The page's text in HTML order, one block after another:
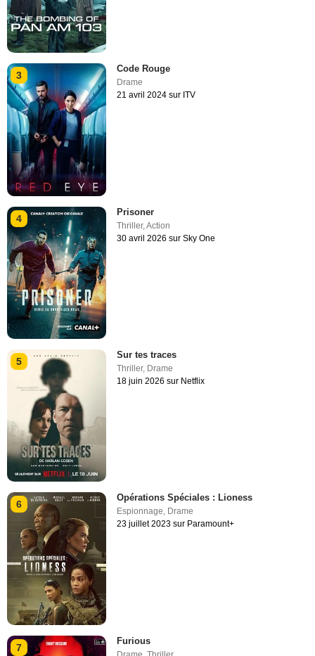
3
Code Rouge
Drame
21 avril 2024 sur ITV
4
Prisoner
Thriller,Action
30 avril 2026 sur Sky One
5
Sur tes traces
Thriller, Drame
18 juin 2026 sur Netflix
6
Opérations Spéciales : Lioness
Espionnage, Drame
23 juillet 2023 sur Paramount+
7
Furious